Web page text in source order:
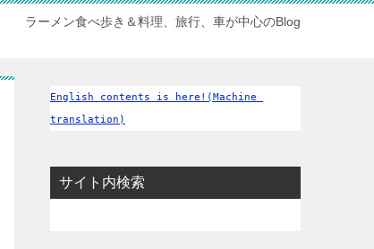
ラーメン食べ歩き＆料理、旅行、車が中心のBlog
English contents is here!(Machine
translation)
サイト内検索